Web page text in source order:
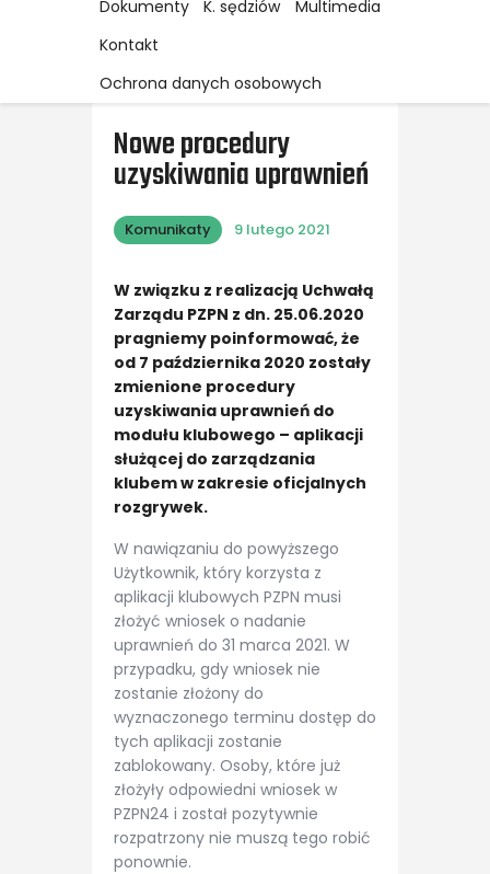
Dokumenty
K. sędziów
Multimedia
Kontakt
Ochrona danych osobowych
Nowe procedury
uzyskiwania uprawnień
Komunikaty 9 lutego 2021
W związku z realizacją Uchwałą
Zarządu PZPN z dn. 25.06.2020
pragniemy poinformować, że
od 7 października 2020 zostały
zmienione procedury
uzyskiwania uprawnień do
modułu klubowego – aplikacji
służącej do zarządzania
klubem w zakresie oficjalnych
rozgrywek.
W nawiązaniu do powyższego
Użytkownik, który korzysta z
aplikacji klubowych PZPN musi
złożyć wniosek o nadanie
uprawnień do 31 marca 2021. W
przypadku, gdy wniosek nie
zostanie złożony do
wyznaczonego terminu dostęp do
tych aplikacji zostanie
zablokowany. Osoby, które już
złożyły odpowiedni wniosek w
PZPN24 i został pozytywnie
rozpatrzony nie muszą tego robić
ponownie.